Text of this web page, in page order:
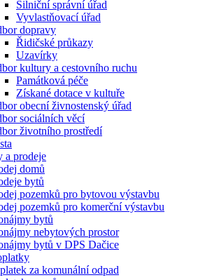
Silniční správní úřad
Vyvlastňovací úřad
dopravy
Řidičské průkazy
Uzavírky
kultury a cestovního ruchu
Památková péče
Získané dotace v kultuře
obecní živnostenský úřad
sociálních věcí
životního prostředí
a prodeje
domů
bytů
pozemků pro bytovou výstavbu
pozemků pro komerční výstavbu
bytů
nebytových prostor
bytů v DPS Dačice
za komunální odpad